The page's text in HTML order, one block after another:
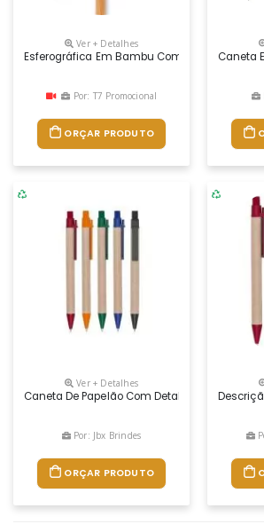
Ver + Detalhes
Esferográfica Em Bambu Com Clipe,
Por: T7 Promocional
ORÇAR PRODUTO
Caneta
Ver + Detalhes
Caneta De Papelão Com Detalhes Plásticos,
Por: Jbx Brindes
ORÇAR PRODUTO